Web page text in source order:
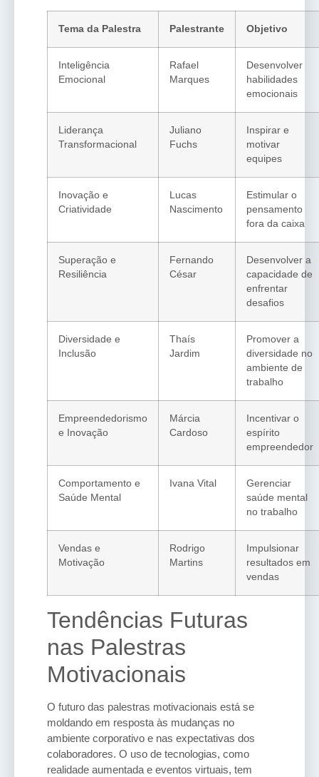
Tema da Palestra Palestrante Objetivo
Inteligência
Emocional
Rafael
Marques
Desenvolver
habilidades
emocionais
Liderança
Transformacional
Juliano
Fuchs
Inspirar e
motivar
equipes
Inovação e
Criatividade
Lucas
Nascimento
Estimular o
pensamento
fora da caixa
Superação e
Resiliência
Fernando
César
Desenvolver a
capacidade de
enfrentar
desafios
Diversidade e
Inclusão
Thaís
Jardim
Promover a
diversidade no
ambiente de
trabalho
Empreendedorismo
e Inovação
Márcia
Cardoso
Incentivar o
espírito
empreendedor
Comportamento e
Saúde Mental
Ivana Vital
Gerenciar
saúde mental
no trabalho
Vendas e
Motivação
Rodrigo
Martins
Impulsionar
resultados em
vendas
Tendências Futuras
nas Palestras
Motivacionais
O futuro das palestras motivacionais está se
moldando em resposta às mudanças no
ambiente corporativo e nas expectativas dos
colaboradores. O uso de tecnologias, como
realidade aumentada e eventos virtuais, tem